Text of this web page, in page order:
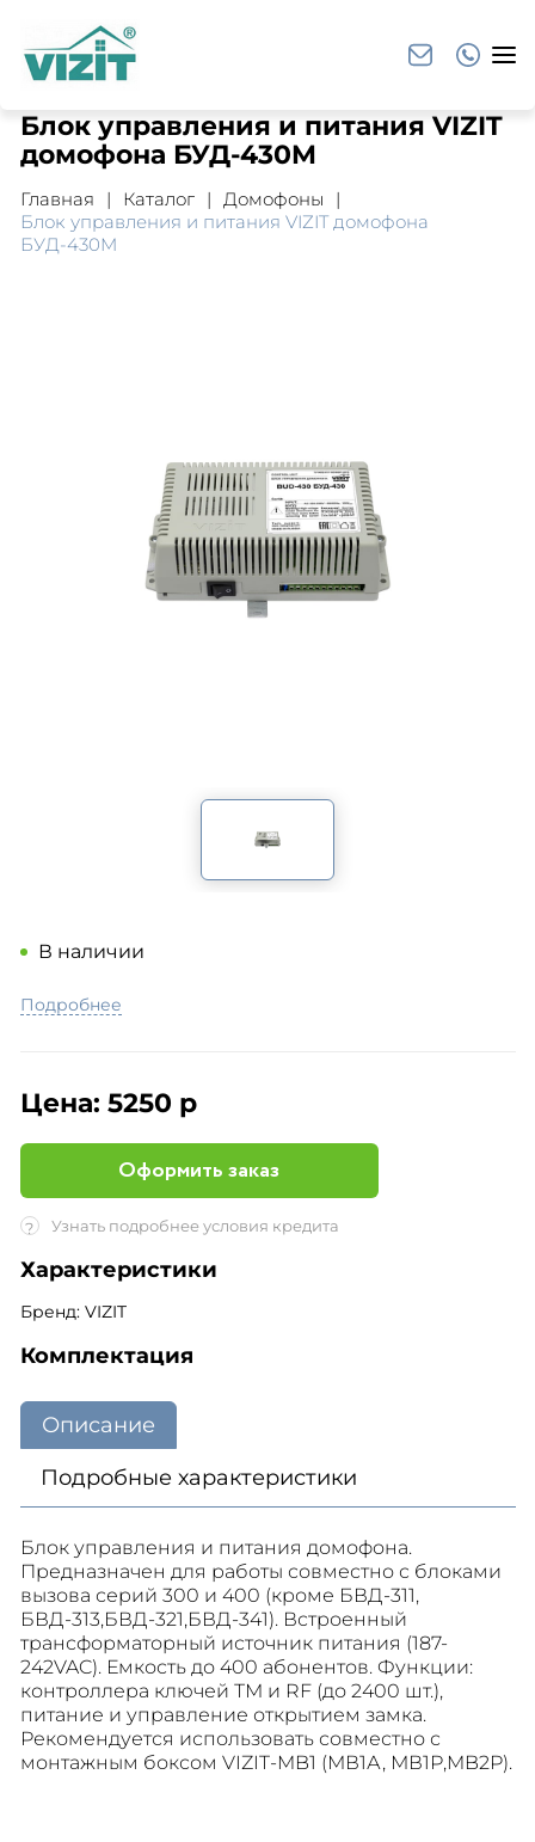
Блок управления и питания VIZIT
домофона БУД-430M
Главная Каталог
Домофоны
Блок управления и питания VIZIT домофона
БУД-430M
В наличии
Подробнее
Цена: 5250 р
Оформить заказ
? Узнать подробнее условия кредита
Характеристики
Бренд: VIZIT
Комплектация
Описание
Подробные характеристики
Блок управления и питания домофона.
Предназначен для работы совместно с блоками
вызова серий 300 и 400 (кроме БВД-311,
БВД-313,БВД-321,БВД-341). Встроенный
трансформаторный источник питания (187-
242VAC). Емкость до 400 абонентов. Функции:
контроллера ключей ТМ и RF (до 2400 шт.),
питание и управление открытием замка.
Рекомендуется использовать совместно с
монтажным боксом VIZIT-MB1 (МВ1А, МВ1Р,MB2Р).